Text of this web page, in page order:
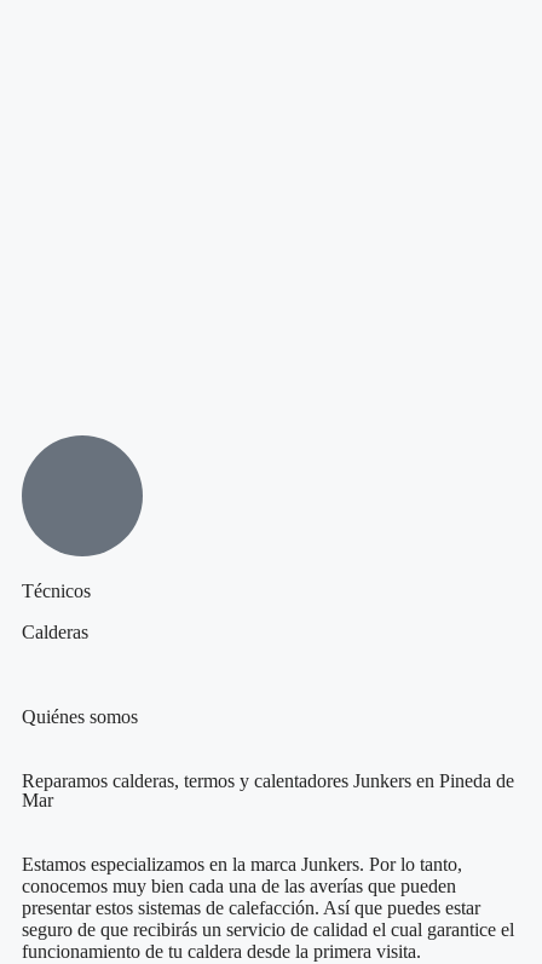
Técnicos
Calderas
Quiénes somos
Reparamos calderas, termos y calentadores Junkers en Pineda de
Mar
Estamos especializamos en la marca Junkers. Por lo tanto,
conocemos muy bien cada una de las averías que pueden
presentar estos sistemas de calefacción. Así que puedes estar
seguro de que recibirás un servicio de calidad el cual garantice el
funcionamiento de tu caldera desde la primera visita.